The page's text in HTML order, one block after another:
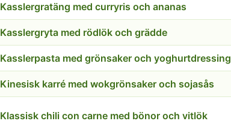
Kasslergratäng med curryris och ananas
Kasslergryta med rödlök och grädde
Kasslerpasta med grönsaker och yoghurtdressing
Kinesisk karré med wokgrönsaker och sojasås
Klassisk chili con carne med bönor och vitlök